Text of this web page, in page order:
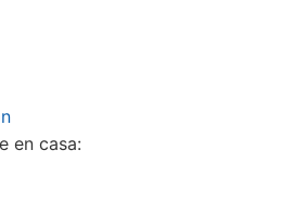
en casa: